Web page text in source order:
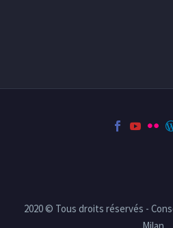
2020 © Tous droits réservés -